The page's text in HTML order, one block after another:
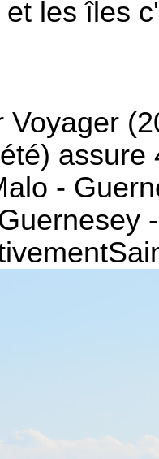
et les îles
Voyager
assure
-